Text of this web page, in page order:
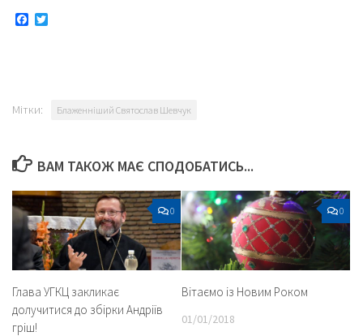
Facebook
Мітки: Блаженніший Святослав Шевчук
ВАМ ТАКОЖ МАЄ СПОДОБАТИСЬ...
0
Глава УГКЦ закликає
долучитися до збірки Андріїв
гріш!
0
Вітаємо із Новим Роком
01/01/2018